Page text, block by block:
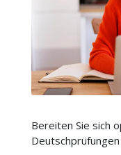
Bereiten Sie sich